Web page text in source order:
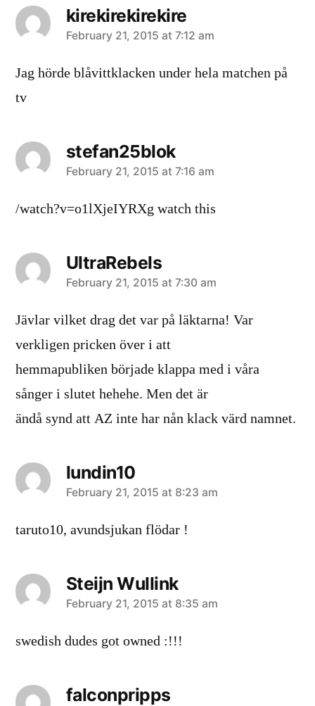
kirekirekirekire
says:
February 21, 2015 at 7:12 am
Jag hörde blåvittklacken under hela matchen på
tv
stefan25blok
says:
February 21, 2015 at 7:16 am
/watch?v=o1lXjeIYRXg watch this
UltraRebels
says:
February 21, 2015 at 7:30 am
Jävlar vilket drag det var på läktarna! Var
verkligen pricken över i att
hemmapubliken började klappa med i våra
sånger i slutet hehehe. Men det är
ändå synd att AZ inte har nån klack värd namnet.
lundin10
says:
February 21, 2015 at 8:23 am
taruto10, avundsjukan flödar !
Steijn Wullink
says:
February 21, 2015 at 8:35 am
swedish dudes got owned :!!!
falconpripps